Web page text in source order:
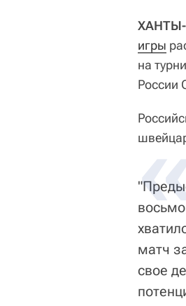
ХАНТЫ-
игры
на
России
матч
свое